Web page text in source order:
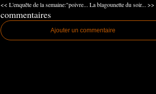
<< L'enquête de la semaine:"poivre... La blagounette du soir... >>
commentaires
Ajouter un commentaire